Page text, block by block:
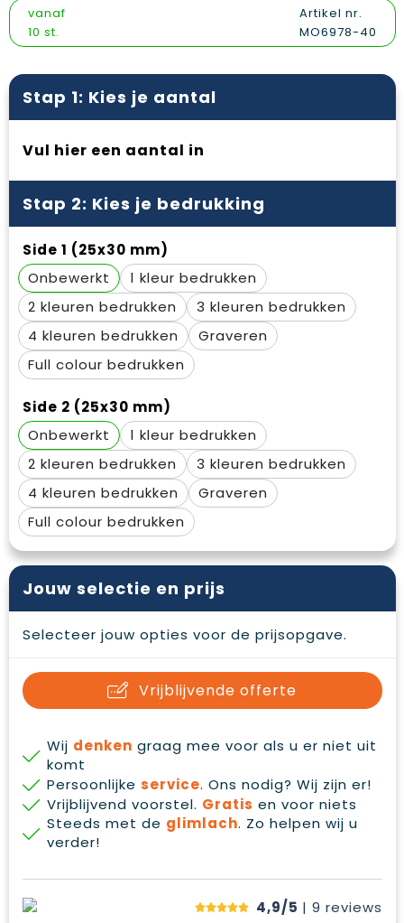
Gilets
Spellen voor binnen en buiten
Sport
Promotietassen
Reistassen
Schoudertassen
Sporttassen
Strandtassen
Tablettassen
Toilettassen
Waterbestendige tassen
Duffeltassen
Goodiebags
Reflecterende vesten
Regenkleding
Sweaters
T-Shirts
Veiligheidssignalering en Verlichting
Veiligheidsvesten en Veiligheidshesjes
Vesten
Gehoorbescherming
Oog- en gelaatsbescherming
Restauranttextiel
E.H.B.O.
Ademhalingsbescherming
vanaf
10 st.
Artikel nr.
MO6978-40
Stap 1: Kies je aantal
Vul hier een aantal in
Stap 2: Kies je bedrukking
Side 1 (25x30 mm)
Onbewerkt
1
2
3
4
Graveren
Full colour
Side 2 (25x30 mm)
Onbewerkt
1
2
3
4
Graveren
Full colour
Jouw selectie en prijs
Selecteer jouw opties voor de prijsopgave.
Vrijblijvende offerte
Wij denken graag mee voor als u er niet uit
komt
Persoonlijke service. Ons nodig? Wij zijn er!
Vrijblijvend voorstel. Gratis en voor niets
Steeds met de glimlach. Zo helpen wij u
verder!
4,9/5 | 9 reviews